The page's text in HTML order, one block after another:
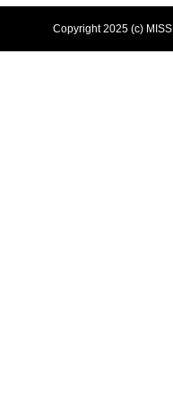
Copyright 2025 (c)